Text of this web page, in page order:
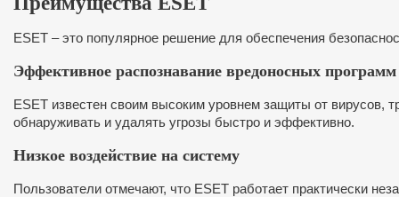
ESET – это популярное решение для обеспечения
Эффективное распознавание вредоносных программ
ESET известен своим высоким уровнем защиты от вирусов,
обнаруживать и удалять угрозы быстро и эффективно.
Низкое воздействие на систему
Пользователи отмечают, что ESET работает практически